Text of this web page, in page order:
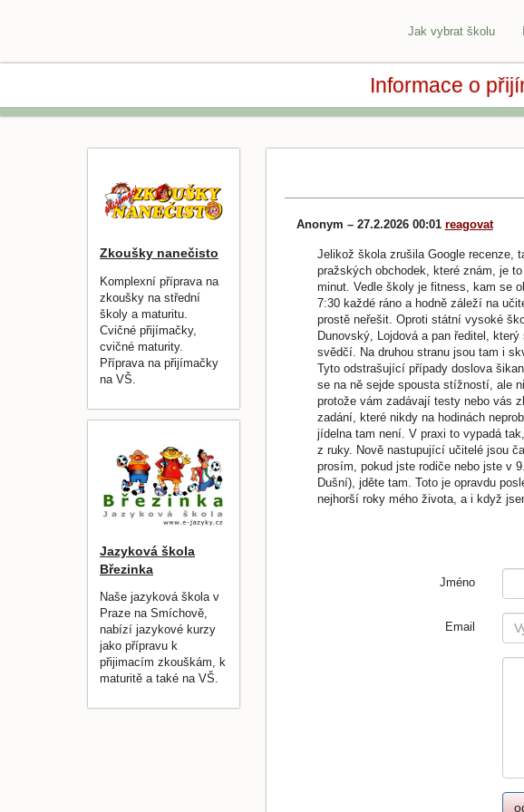
Jak vybrat školu
Informace o
Zkoušky nanečisto
Komplexní příprava na
zkoušky na střední
školy a maturitu.
Cvičné přijímačky,
cvičné maturity.
Příprava na přijímačky
na VŠ.
Jazyková škola
Březinka
Naše jazyková škola v
Praze na Smíchově,
nabízí jazykové kurzy
jako přípravu k
přijimacím zkouškám, k
maturitě a také na VŠ.
Anonym – 27.2.2026 00:01 reagovat
Jelikož škola zrušila Google recenze,
pražských obchodek, které znám, je
minut. Vedle školy je fitness, kam se
7:30 každé ráno a hodně záleží na
prostě neřešit. Oproti státní vysoké
Dunovský, Lojdová a pan ředitel,
svědčí. Na druhou stranu jsou tam i
Tyto odstrašující případy doslova
se na ně sejde spousta stížností, ale
protože vám zadávají testy nebo vás
zadání, které nikdy na hodinách
jídelna tam není. V praxi to vypadá
z ruky. Nově nastupující učitelé jsou
prosím, pokud jste rodiče nebo jste v
Dušní), jděte tam. Toto je opravdu
nejhorší roky mého života, a i když
Jméno
Email